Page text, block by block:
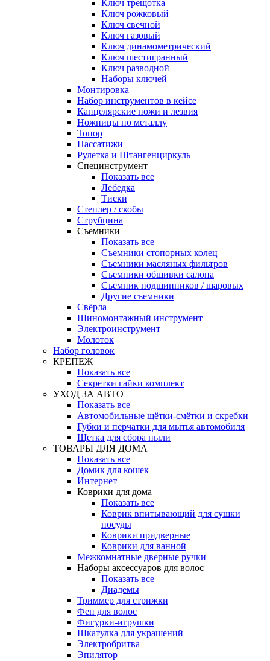
Ключ трещотка
Ключ рожковый
Ключ свечной
Ключ газовый
Ключ динамометрический
Ключ шестигранный
Ключ разводной
Наборы ключей
Монтировка
Набор инструментов в кейсе
Канцелярские ножи и лезвия
Ножницы по металлу
Топор
Пассатижи
Рулетка и Штангенциркуль
Специнструмент
Показать все
Лебедка
Тиски
Степлер / скобы
Струбцина
Съемники
Показать все
Съемники стопорных колец
Съемники масляных фильтров
Съемники обшивки салона
Съемник подшипников / шаровых
Другие съемники
Свёрла
Шиномонтажный инструмент
Электроинструмент
Молоток
Набор головок
КРЕПЕЖ
Показать все
Секретки гайки комплект
УХОД ЗА АВТО
Показать все
Автомобильные щётки-смётки и скребки
Губки и перчатки для мытья автомобиля
Щетка для сбора пыли
ТОВАРЫ ДЛЯ ДОМА
Показать все
Домик для кошек
Интернет
Коврики для дома
Показать все
Коврик впитывающий для сушки
посуды
Коврики придверные
Коврики для ванной
Межкомнатные дверные ручки
Наборы аксессуаров для волос
Показать все
Диадемы
Триммер для стрижки
Фен для волос
Фигурки-игрушки
Шкатулка для украшений
Электробритва
Эпилятор